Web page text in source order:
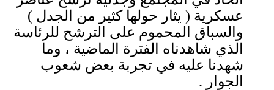
عسكرية ( يثار حولها كثير من الجدل )
والسباق المحموم على الترشح للرئاسة
الذي شاهدناه الفترة الماضية ، وما
شهدنا عليه في تجربة بعض شعوب
الجوار .